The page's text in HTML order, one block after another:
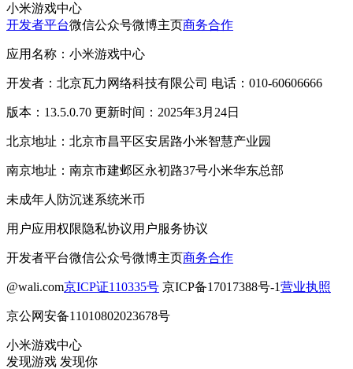
小米游戏中心
开发者平台微信公众号微博主页商务合作
应用名称：小米游戏中心
开发者：北京瓦力网络科技有限公司 电话：010-60606666
版本：13.5.0.70 更新时间：2025年3月24日
北京地址：北京市昌平区安居路小米智慧产业园
南京地址：南京市建邺区永初路37号小米华东总部
未成年人防沉迷系统米币
用户应用权限隐私协议用户服务协议
开发者平台微信公众号微博主页商务合作
@wali.com京ICP证110335号 京ICP备17017388号-1营业执照
京公网安备11010802023678号
小米游戏中心
发现游戏 发现你